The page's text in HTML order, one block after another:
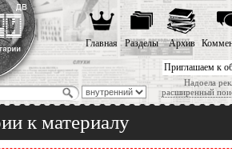
Приглашаем к
Надоела
расширенный
Главная Разделы Архив
к материалу